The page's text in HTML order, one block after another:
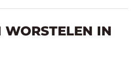
WORSTELEN IN